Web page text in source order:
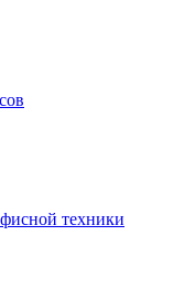
техники